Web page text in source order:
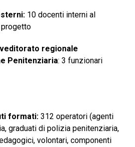
10 docenti interni al
regionale
Penitenziaria: 3 funzionari
formati: 312 operatori (agenti
graduati di polizia penitenziaria,
volontari, componenti